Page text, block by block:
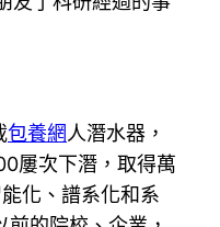
包養網人潛水器，
屢次下潛，取得萬
化、譜系化和系